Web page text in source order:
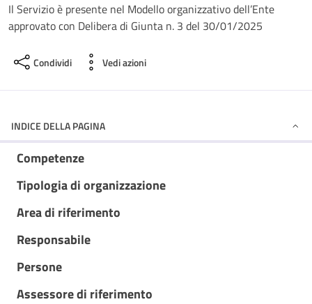
Il Servizio è presente nel Modello organizzativo dell’Ente
approvato con Delibera di Giunta n. 3 del 30/01/2025
Condividi Vedi azioni
INDICE DELLA PAGINA
Competenze
Tipologia di organizzazione
Area di riferimento
Responsabile
Persone
Assessore di riferimento